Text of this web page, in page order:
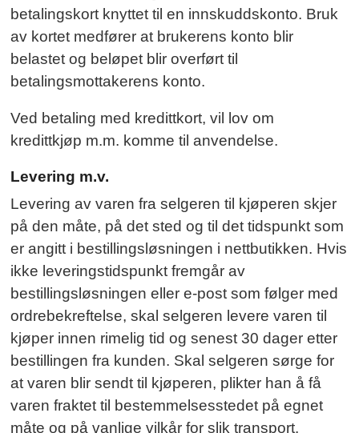
betalingskort knyttet til en innskuddskonto. Bruk
av kortet medfører at brukerens konto blir
belastet og beløpet blir overført til
betalingsmottakerens konto.
Ved betaling med kredittkort, vil lov om
kredittkjøp m.m. komme til anvendelse.
Levering m.v.
Levering av varen fra selgeren til kjøperen skjer
på den måte, på det sted og til det tidspunkt som
er angitt i bestillingsløsningen i nettbutikken. Hvis
ikke leveringstidspunkt fremgår av
bestillingsløsningen eller e-post som følger med
ordrebekreftelse, skal selgeren levere varen til
kjøper innen rimelig tid og senest 30 dager etter
bestillingen fra kunden. Skal selgeren sørge for
at varen blir sendt til kjøperen, plikter han å få
varen fraktet til bestemmelsesstedet på egnet
måte og på vanlige vilkår for slik transport.